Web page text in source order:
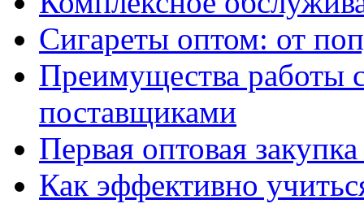
Сигареты оптом: от
Преимущества работы
поставщиками
Первая оптовая
Как эффективно